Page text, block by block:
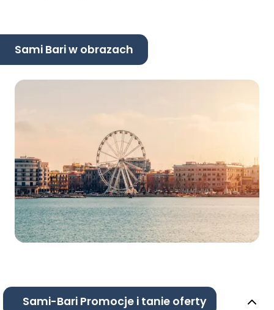
Sami Bari w obrazach
Sami-Bari Promocje i tanie oferty